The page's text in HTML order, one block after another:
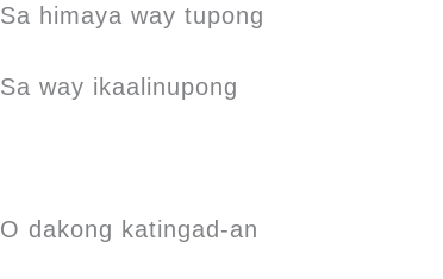
Sa himaya way tupong
Sa way ikaalinupong
O dakong katingad-an